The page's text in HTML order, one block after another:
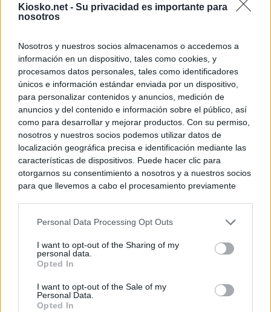
Kiosko.net - Su privacidad es importante para
nosotros
Nosotros y nuestros socios almacenamos o accedemos a
información en un dispositivo, tales como cookies, y
procesamos datos personales, tales como identificadores
únicos e información estándar enviada por un dispositivo,
para personalizar contenidos y anuncios, medición de
anuncios y del contenido e información sobre el público, así
como para desarrollar y mejorar productos. Con su permiso,
nosotros y nuestros socios podemos utilizar datos de
localización geográfica precisa e identificación mediante las
características de dispositivos. Puede hacer clic para
otorgarnos su consentimiento a nosotros y a nuestros socios
para que llevemos a cabo el procesamiento previamente
negar su consentimiento. Tenga en cuenta que algún
de su consentimiento, pero usted tiene el derecho de
rechazar tal procesamiento. Sus preferencias se aplicarán
cualquier momento entrando de nuevo en este sitio web o
visitando nuestra política de privacidad.
Personal Data Processing Opt Outs
I want to opt-out of the Sharing of my
personal data.
Opted In
I want to opt-out of the Sale of my
Personal Data.
Opted In